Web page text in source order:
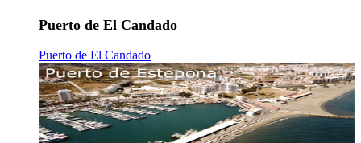
Puerto de El Candado
Puerto de El Candado